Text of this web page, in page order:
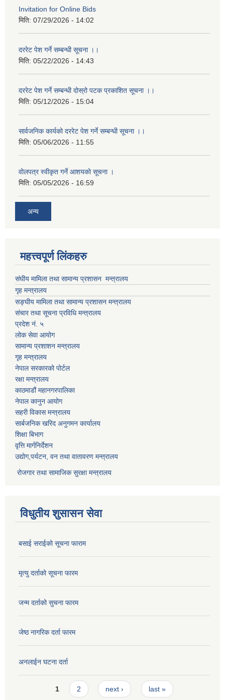
Invitation for Online Bids
मिति: 07/29/2026 - 14:02
दररेट पेश गर्ने सम्बन्धी सूचना ।।
मिति: 05/22/2026 - 14:43
दररेट पेश गर्ने सम्बन्धी दोस्रो पटक प्रकाशित सूचना ।।
मिति: 05/12/2026 - 15:04
सार्वजनिक कार्यको दररेट पेश गर्ने सम्बन्धी सूचना ।।
मिति: 05/06/2026 - 11:55
वोलपत्र स्वीकृत गर्ने आशयको सूचना ।
मिति: 05/05/2026 - 16:59
अन्य
महत्त्वपूर्ण लिंकहरु
संघीय मामिला तथा सामान्य प्रशासन मन्त्रालय
गृह मन्त्रालय
सङ्घीय मामिला तथा सामान्य प्रशासन मन्त्रालय
संचार तथा सूचना प्रविधि मन्त्रालय
प्रदेश नं. ५
लोक सेवा आयोग
सामान्य प्रशाशन मन्त्रालय
गृह मन्त्रालय
नेपाल सरकारको पोर्टल
रक्षा मन्त्रालय
काठमाडौं महानगरपालिका
नेपाल कानुन आयोग
सहरी विकास मन्त्रालय
सार्बजनिक खरिद अनुगमन कार्यालय
शिक्षा बिभाग
वृत्ति मार्गनिर्देशन
उद्योग,पर्यटन, वन तथा वातावरण मन्त्रालय
रोजगार तथा सामाजिक सुरक्षा मन्त्रालय
विधुतीय शुसासन सेवा
बसाई सराईको सूचना फाराम
मृत्यु दर्ताको सूचना फारम
जन्म दर्ताको सुचना फारम
जेष्ठ नागरिक दर्ता फारम
अनलाईन घटना दर्ता
Pages1 2 next › last »